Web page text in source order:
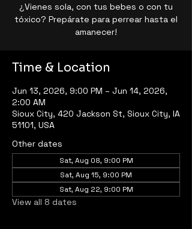
¿Vienes sola, con tus bebes o con tu
tóxico? Prepárate para perrear hasta el
amanecer!
Time & Location
Jun 13, 2026, 9:00 PM – Jun 14, 2026,
2:00 AM
Sioux City, 420 Jackson St, Sioux City, IA
51101, USA
Other dates
Sat, Aug 08, 9:00 PM
Sat, Aug 15, 9:00 PM
Sat, Aug 22, 9:00 PM
View all 8 dates